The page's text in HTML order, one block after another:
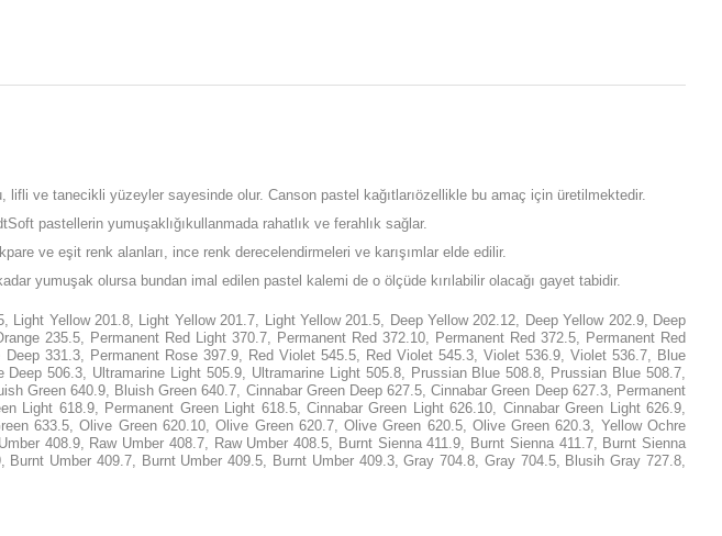
ve tanecikli yüzeyler sayesinde olur. Canson pastel kağıtlarıözellikle bu amaç için üretilmektedir.
pastellerin yumuşaklığıkullanmada rahatlık ve ferahlık sağlar.
ve eşit renk alanları, ince renk derecelendirmeleri ve karışımlar elde edilir.
yumuşak olursa bundan imal edilen pastel kalemi de o ölçüde kırılabilir olacağı gayet tabidir.
Yellow 201.8, Light Yellow 201.7, Light Yellow 201.5, Deep Yellow 202.12, Deep Yellow 202.9, Deep
235.5, Permanent Red Light 370.7, Permanent Red 372.10, Permanent Red 372.5, Permanent Red
331.3, Permanent Rose 397.9, Red Violet 545.5, Red Violet 545.3, Violet 536.9, Violet 536.7, Blue
506.3, Ultramarine Light 505.9, Ultramarine Light 505.8, Prussian Blue 508.8, Prussian Blue 508.7,
Green 640.9, Bluish Green 640.7, Cinnabar Green Deep 627.5, Cinnabar Green Deep 627.3, Permanent
Light 618.9, Permanent Green Light 618.5, Cinnabar Green Light 626.10, Cinnabar Green Light 626.9,
633.5, Olive Green 620.10, Olive Green 620.7, Olive Green 620.5, Olive Green 620.3, Yellow Ochre
408.9, Raw Umber 408.7, Raw Umber 408.5, Burnt Sienna 411.9, Burnt Sienna 411.7, Burnt Sienna
Umber 409.7, Burnt Umber 409.5, Burnt Umber 409.3, Gray 704.8, Gray 704.5, Blusih Gray 727.8,